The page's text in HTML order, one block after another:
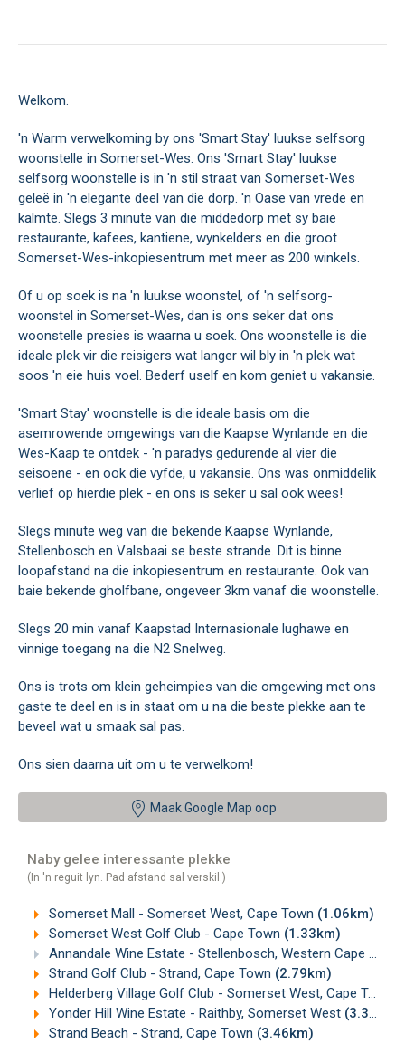
Welkom.
'n Warm verwelkoming by ons 'Smart Stay' luukse selfsorg
woonstelle in Somerset-Wes. Ons 'Smart Stay' luukse
selfsorg woonstelle is in 'n stil straat van Somerset-Wes
geleë in 'n elegante deel van die dorp. 'n Oase van vrede en
kalmte. Slegs 3 minute van die middedorp met sy baie
restaurante, kafees, kantiene, wynkelders en die groot
Somerset-Wes-inkopiesentrum met meer as 200 winkels.
Of u op soek is na 'n luukse woonstel, of 'n selfsorg-
woonstel in Somerset-Wes, dan is ons seker dat ons
woonstelle presies is waarna u soek. Ons woonstelle is die
ideale plek vir die reisigers wat langer wil bly in 'n plek wat
soos 'n eie huis voel. Bederf uself en kom geniet u vakansie.
'Smart Stay' woonstelle is die ideale basis om die
asemrowende omgewings van die Kaapse Wynlande en die
Wes-Kaap te ontdek - 'n paradys gedurende al vier die
seisoene - en ook die vyfde, u vakansie. Ons was onmiddelik
verlief op hierdie plek - en ons is seker u sal ook wees!
Slegs minute weg van die bekende Kaapse Wynlande,
Stellenbosch en Valsbaai se beste strande. Dit is binne
loopafstand na die inkopiesentrum en restaurante. Ook van
baie bekende gholfbane, ongeveer 3km vanaf die woonstelle.
Slegs 20 min vanaf Kaapstad Internasionale lughawe en
vinnige toegang na die N2 Snelweg.
Ons is trots om klein geheimpies van die omgewing met ons
gaste te deel en is in staat om u na die beste plekke aan te
beveel wat u smaak sal pas.
Ons sien daarna uit om u te verwelkom!
Maak Google Map oop
Naby gelee interessante plekke
(In 'n reguit lyn. Pad afstand sal verskil.)
Somerset Mall - Somerset West, Cape Town (1.06km)
Somerset West Golf Club - Cape Town (1.33km)
Annandale Wine Estate - Stellenbosch, Western Cape
Strand Golf Club - Strand, Cape Town (2.79km)
Helderberg Village Golf Club - Somerset West, Cape Town
Yonder Hill Wine Estate - Raithby, Somerset West (3.36km)
Strand Beach - Strand, Cape Town (3.46km)